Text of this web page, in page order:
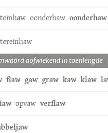
oonderhaw oonderhaw
aofwiekend in toenlengde
flaw gaw graw kaw klaw
opvaw verflaw